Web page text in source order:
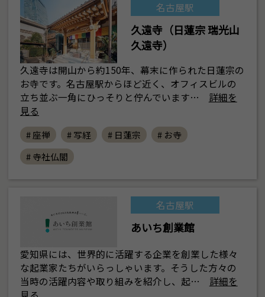
名古屋駅
久遠寺（日蓮宗 瑞光山
久遠寺）
久遠寺は開山から約150年、幕末に作られた日蓮宗の
お寺です。名古屋駅からほど近く、オフィスビルの
立ち並ぶ一角にひっそりと佇んでいます…
詳細を
見る
# 座禅 # 写経 # 日蓮宗
# お寺
# 寺社仏閣
名古屋駅
あいち創業館
愛知県には、世界的に活躍する企業を創業した様々
な起業家たちがいらっしゃいます。そうした方々の
当時の活躍内容や取り組みを紹介し、起…
詳細を